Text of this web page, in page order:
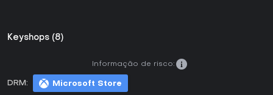
Keyshops (8)
DRM: Microsoft Store
Informação de risco: